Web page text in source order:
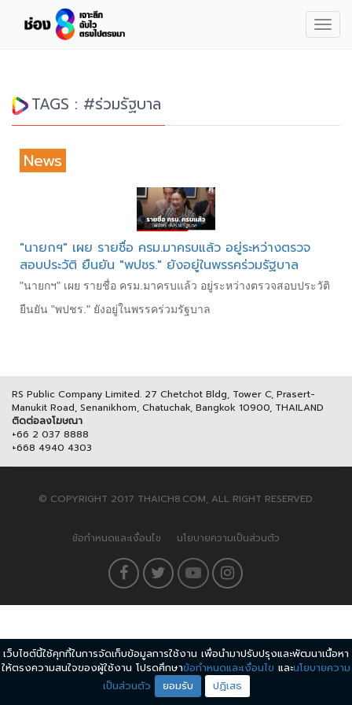
TAGS : #ร่วมรัฐบาล
News
"นายกฯ" เผย รายชื่อ ครม.มาครบแล้ว อยู่ระหว่างตรวจ
สอบประวัติ ยืนยัน "พปชร." ยังอยู่ในพรรคร่วมรัฐบาล
"นายกฯ" เผย รายชื่อ ครม.มาครบแล้ว อยู่ระหว่างตรวจสอบประวัติ
ยืนยัน "พปชร." ยังอยู่ในพรรคร่วมรัฐบาล
RS Public Company Limited. 27 Chetchot Bldg, Tower C, Prasert-
Manukit Road, Senanikhom, Chatuchak, Bangkok 10900, THAILAND
ติดต่อลงโฆษณา
+66 2 037 8888
+668 4940 4303
© COPYRIGHT 2017 THAICH8.COM, ALL RIGHT RESERVED.
ข้อกำหนดและเงื่อนไข นโยบายความเป็นส่วนตัว
เว็บไซต์นี้ใช้คุกกี้ในการจัดเก็บข้อมูลการใช้งาน เพื่อนำมาปรับปรุงและพัฒนาเนื้อหา
ให้ตรงความสนใจของผู้ใช้งาน โปรดศึกษาข้อกำหนดและเงื่อนไข และนโยบายความ
เป็นส่วนตัว
ยอมรับ ปฏิเสธ